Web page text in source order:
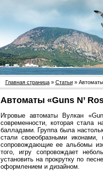
Главная страница» Статьи» Автоматы
Автоматы «Guns N’
Игровые автоматы Вулкан
современности, которая
балладами. Группа была
стали своеобразными
сопровождающие ее альбомы
того, игру сопровождает
установить на прокрутку по
оформлением и дизайном.